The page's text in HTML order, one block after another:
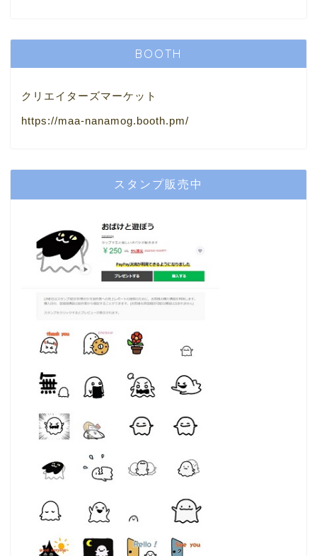
BOOTH
クリエイターズマーケット
https://maa-nanamog.booth.pm/
スタンプ販売中